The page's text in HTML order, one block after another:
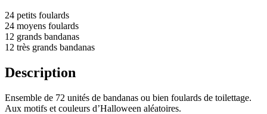
24 petits foulards
24 moyens foulards
12 grands bandanas
12 très grands bandanas
Description
Ensemble de 72 unités de bandanas ou bien foulards de toilettage.
Aux motifs et couleurs d’Halloween aléatoires.